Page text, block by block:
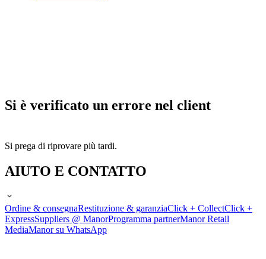
Si è verificato un errore nel client
Si prega di riprovare più tardi.
AIUTO E CONTATTO
Ordine & consegnaRestituzione & garanziaClick + CollectClick +
ExpressSuppliers @ ManorProgramma partnerManor Retail
MediaManor su WhatsApp